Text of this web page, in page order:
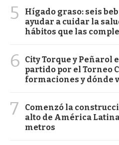
5
Hígado graso: seis
ayudar a cuidar la
hábitos que las
6
City Torque y Peñarol
partido por el Torneo
formaciones y dónde
7
Comenzó la
alto de América
metros